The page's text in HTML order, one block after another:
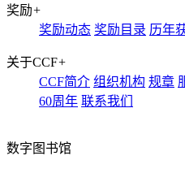
奖励+
奖励动态 奖励目录 历年
关于CCF+
CCF简介 组织机构 规章
60周年 联系我们
数字图书馆